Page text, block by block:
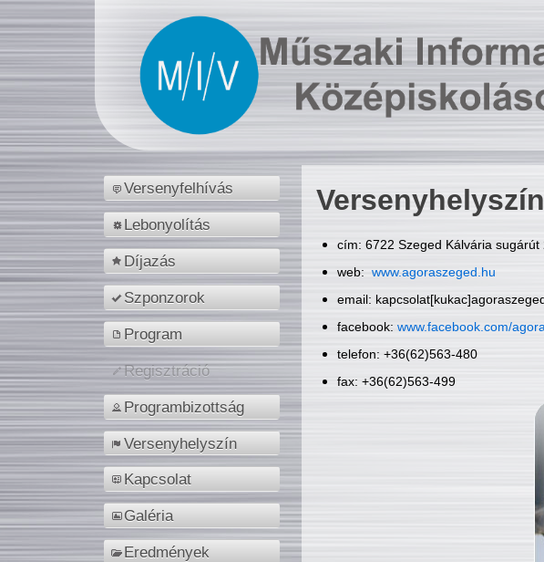
Versenyfelhívás
Lebonyolítás
Díjazás
Szponzorok
Program
Regisztráció
Programbizottság
Versenyhelyszín
Kapcsolat
Galéria
Eredmények
Versenyhelyszín
cím: 6722 Szeged Kálvária
web: www.agoraszeged.hu
email:
facebook: www.facebook.com/
telefon: +36(62)563-480
fax: +36(62)563-499